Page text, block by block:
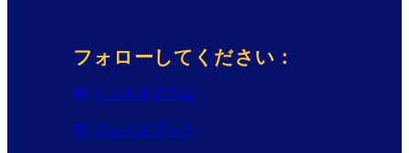
フォローしてください：
インスタグラム
フェイスブック